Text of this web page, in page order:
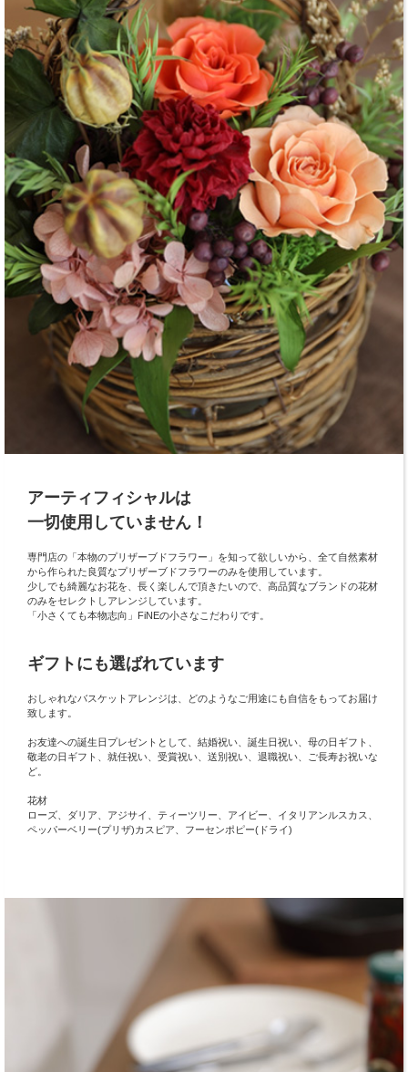
アーティフィシャルは
一切使用していません！
専門店の「本物のプリザーブドフラワー」を知って欲しいから、全て自然素材
から作られた良質なプリザーブドフラワーのみを使用しています。
少しでも綺麗なお花を、長く楽しんで頂きたいので、高品質なブランドの花材
のみをセレクトしアレンジしています。
「小さくても本物志向」FiNEの小さなこだわりです。
ギフトにも選ばれています
おしゃれなバスケットアレンジは、どのようなご用途にも自信をもってお届け
致します。
お友達への誕生日プレゼントとして、結婚祝い、誕生日祝い、母の日ギフト、
敬老の日ギフト、就任祝い、受賞祝い、送別祝い、退職祝い、ご長寿お祝いな
ど。
花材
ローズ、ダリア、アジサイ、ティーツリー、アイビー、イタリアンルスカス、
ペッパーベリー(プリザ)カスピア、フーセンポピー(ドライ)